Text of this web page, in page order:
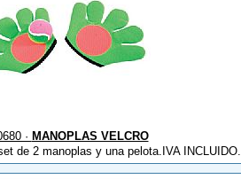
· MANOPLAS VELCRO
de 2 manoplas y una pelota.IVA INCLUIDO.